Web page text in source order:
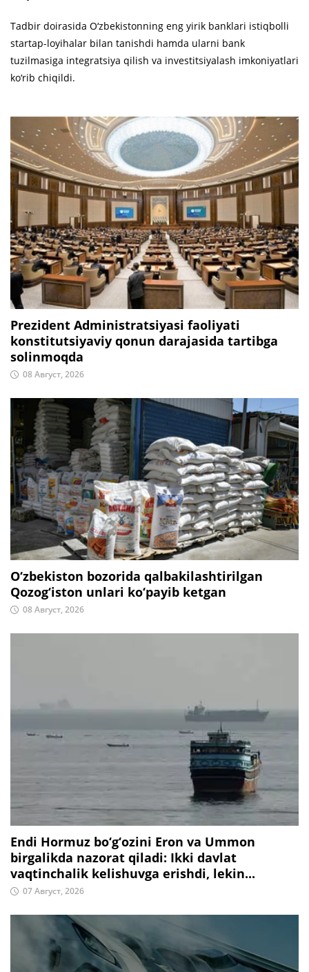
Tadbir doirasida O‘zbekistonning eng yirik banklari istiqbolli
startap-loyihalar bilan tanishdi hamda ularni bank
tuzilmasiga integratsiya qilish va investitsiyalash imkoniyatlari
ko‘rib chiqildi.
Prezident Administratsiyasi faoliyati
konstitutsiyaviy qonun darajasida tartibga
solinmoqda
08 Август, 2026
O‘zbekiston bozorida qalbakilashtirilgan
Qozog‘iston unlari ko‘payib ketgan
08 Август, 2026
Endi Hormuz bo‘g‘ozini Eron va Ummon
birgalikda nazorat qiladi: Ikki davlat
vaqtinchalik kelishuvga erishdi, lekin...
07 Август, 2026